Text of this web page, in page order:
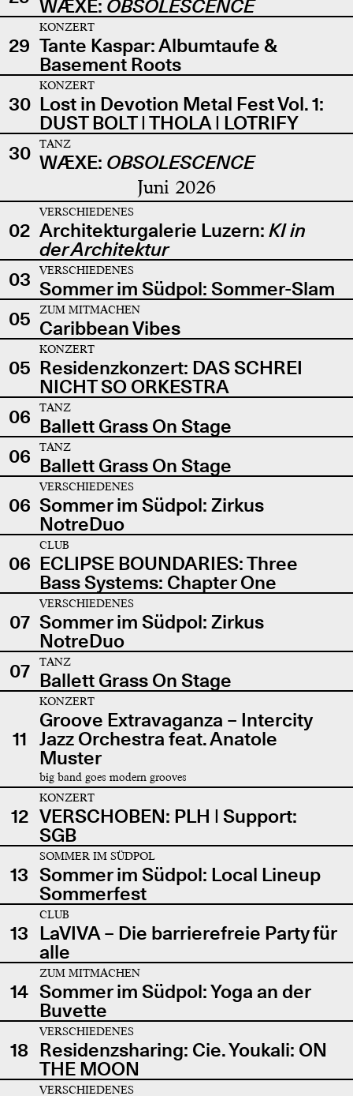
WÆXE: OBSOLESCENCE
29
KONZERT
Tante Kaspar: Albumtaufe &
Basement Roots
30
KONZERT
Lost in Devotion Metal Fest Vol. 1:
DUST BOLT | THOLA | LOTRIFY
30
TANZ
WÆXE: OBSOLESCENCE
Juni 2026
02
VERSCHIEDENES
Architekturgalerie Luzern: KI in
der Architektur
03
VERSCHIEDENES
Sommer im Südpol: Sommer-Slam
05
ZUM MITMACHEN
Caribbean Vibes
05
KONZERT
Residenzkonzert: DAS SCHREI
NICHT SO ORKESTRA
06
TANZ
Ballett Grass On Stage
06
TANZ
Ballett Grass On Stage
06
VERSCHIEDENES
Sommer im Südpol: Zirkus
NotreDuo
06
CLUB
ECLIPSE BOUNDARIES: Three
Bass Systems: Chapter One
07
VERSCHIEDENES
Sommer im Südpol: Zirkus
NotreDuo
07
TANZ
Ballett Grass On Stage
11
KONZERT
Groove Extravaganza – Intercity
Jazz Orchestra feat. Anatole
Muster
big band goes modern grooves
12
KONZERT
VERSCHOBEN: PLH | Support:
SGB
13
SOMMER IM SÜDPOL
Sommer im Südpol: Local Lineup
Sommerfest
13
CLUB
LaVIVA – Die barrierefreie Party für
alle
14
ZUM MITMACHEN
Sommer im Südpol: Yoga an der
Buvette
18
VERSCHIEDENES
Residenzsharing: Cie. Youkali: ON
THE MOON
VERSCHIEDENES